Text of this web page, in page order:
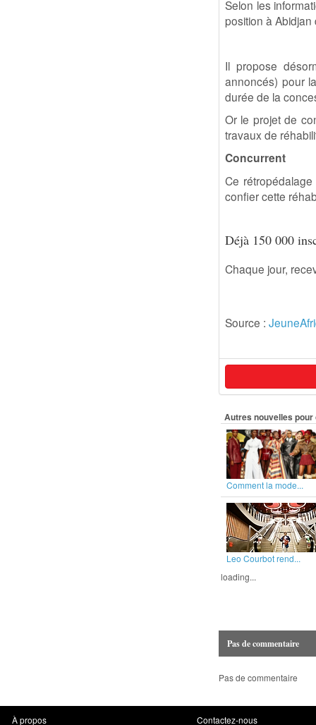
Selon les
position à Abidjan
Il propose
annoncés) pour
durée de la
Or le projet de
travaux de
Concurrent
Ce
confier cette
Déjà 150 000
Chaque jour,
Source :
Autres nouvelles
Comment la mode...
Leo Courbot rend...
loading...
Pas de commentaire
Pas de commentaire
À propos Contactez-nous